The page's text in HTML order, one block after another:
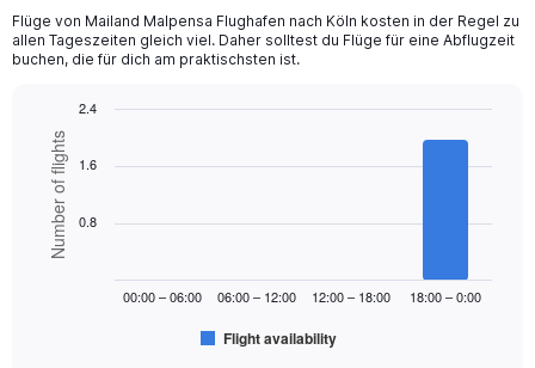
Flüge von Mailand Malpensa Flughafen nach Köln kosten in der Regel zu
allen Tageszeiten gleich viel. Daher solltest du Flüge für eine Abflugzeit
buchen, die für dich am praktischsten ist.
Bar
chart
with
bars.
The
Chart
graphic.
Number of flights
Flight availability
00:00 – 06:00 06:00 – 12:00 12:00 – 18:00 18:00 – 0:00
0.8
1.6
2.4